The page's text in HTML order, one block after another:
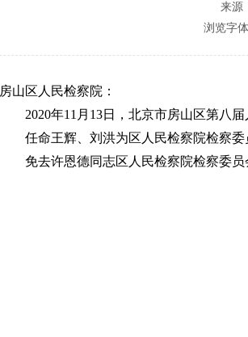
来源
浏览字
房山区人民检察院：
2020年11月13日，北京市房山区第八届
任命王辉、刘洪为区人民检察院检察委
免去许恩德同志区人民检察院检察委员